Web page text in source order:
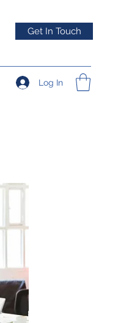
Get In Touch
Log In